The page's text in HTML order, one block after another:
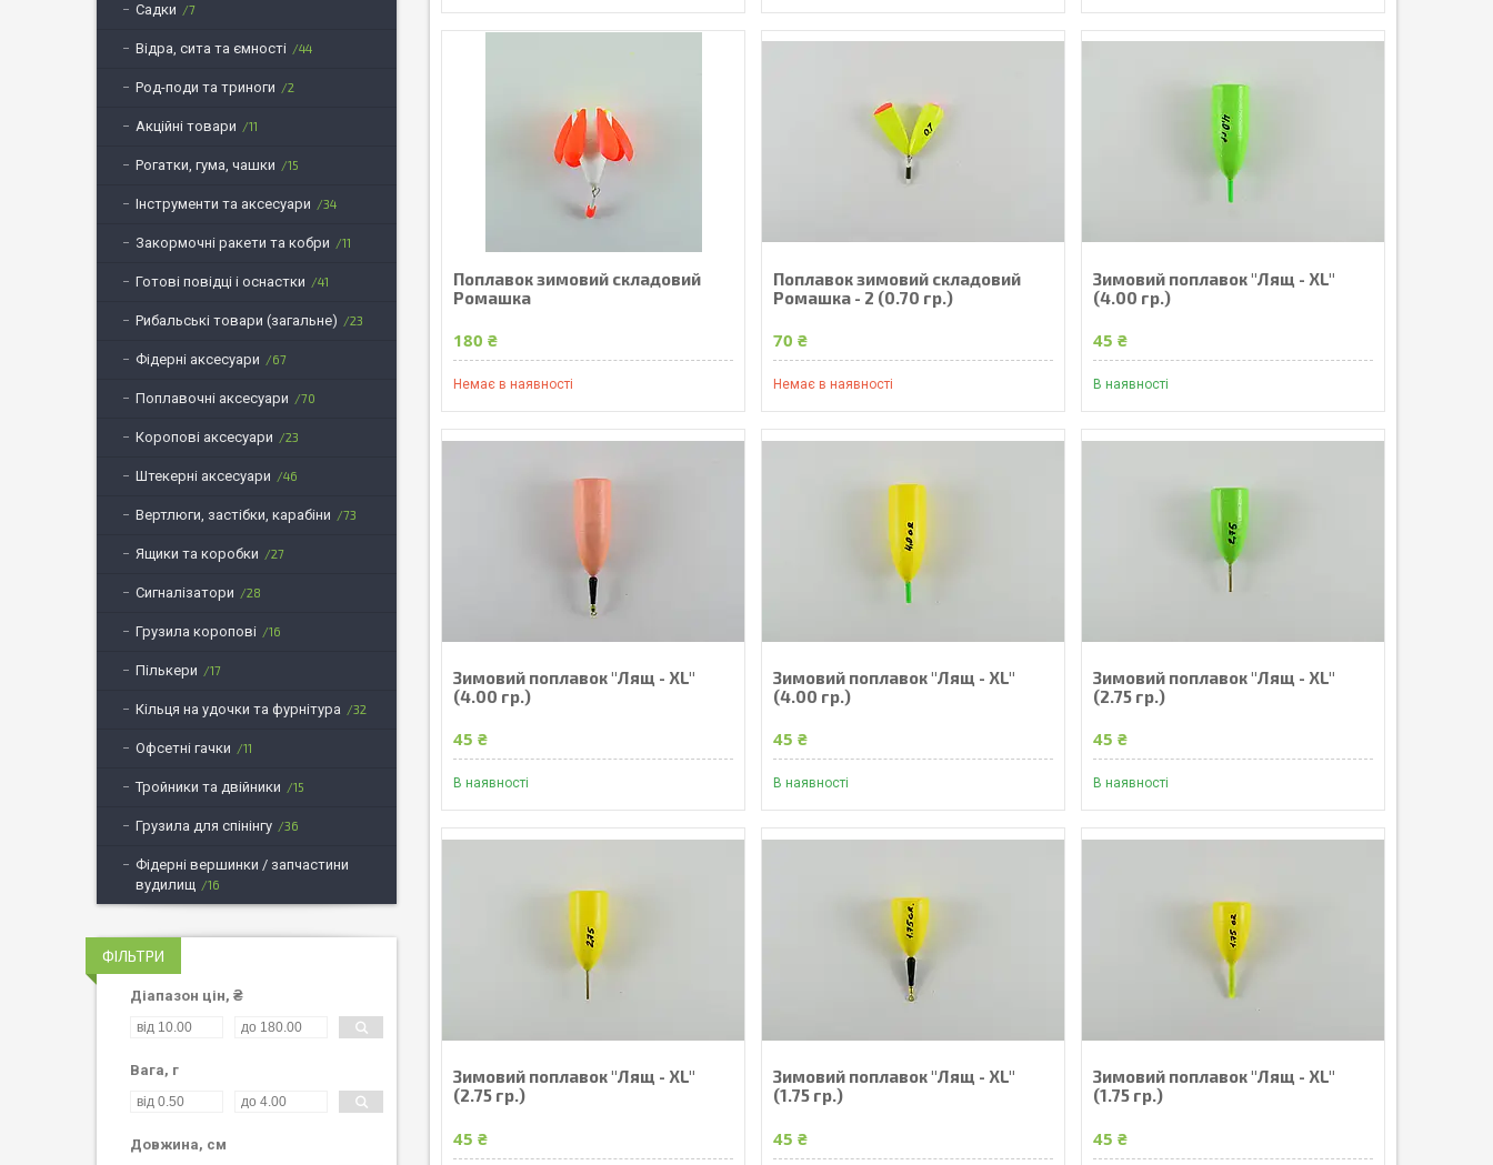
Поплавок зимовий складовий
Ромашка
180 ₴
Немає в наявності
Поплавок зимовий складовий
Ромашка - 2 (0.70 гр.)
70 ₴
Немає в наявності
Зимовий поплавок "Лящ - XL"
(4.00 гр.)
45 ₴
В наявності
Зимовий поплавок "Лящ - XL"
(4.00 гр.)
45 ₴
В наявності
Зимовий поплавок "Лящ - XL"
(4.00 гр.)
45 ₴
В наявності
Зимовий поплавок "Лящ - XL"
(2.75 гр.)
45 ₴
В наявності
Зимовий поплавок "Лящ - XL"
(2.75 гр.)
45 ₴
Зимовий поплавок "Лящ - XL"
(1.75 гр.)
45 ₴
Зимовий поплавок "Лящ - XL"
(1.75 гр.)
45 ₴
Садки 7
Відра, сита та ємності 44
Род-поди та триноги 2
Акційні товари 11
Рогатки, гума, чашки 15
Інструменти та аксесуари 34
Закормочні ракети та кобри 11
Готові повідці і оснастки 41
Рибальські товари (загальне) 23
Фідерні аксесуари 67
Поплавочні аксесуари 70
Коропові аксесуари 23
Штекерні аксесуари 46
Вертлюги, застібки, карабіни 73
Ящики та коробки 27
Сигналізатори 28
Грузила коропові 16
Пількери 17
Кільця на удочки та фурнітура 32
Офсетні гачки 11
Тройники та двійники 15
Грузила для спінінгу 36
Фідерні вершинки / запчастини
вудилищ
16
ФІЛЬТРИ
Діапазон цін, ₴
Вага, г
Довжина, см